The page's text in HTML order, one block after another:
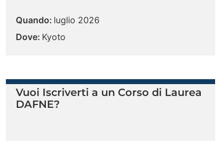
Quando: luglio 2026
Dove: Kyoto
Vuoi Iscriverti a un Corso di Laurea
DAFNE?